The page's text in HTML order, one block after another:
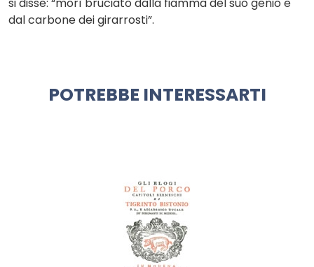
dal carbone dei girarrosti”.
POTREBBE INTERESSARTI